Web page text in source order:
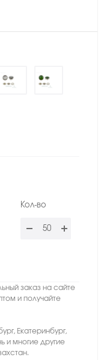
заказ на сайте
и получайте
Екатеринбург,
и многие другие